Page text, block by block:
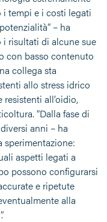
i tempi e i costi legati
– ha
risultati di alcune sue
con basso contenuto
collega sta
allo stress idrico
all’oidio,
“Dalla fase di
anni – ha
sperimentazione:
aspetti legati a
possono configurarsi
e ripetute
alla